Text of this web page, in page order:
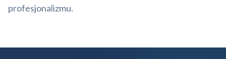
profesjonalizmu.